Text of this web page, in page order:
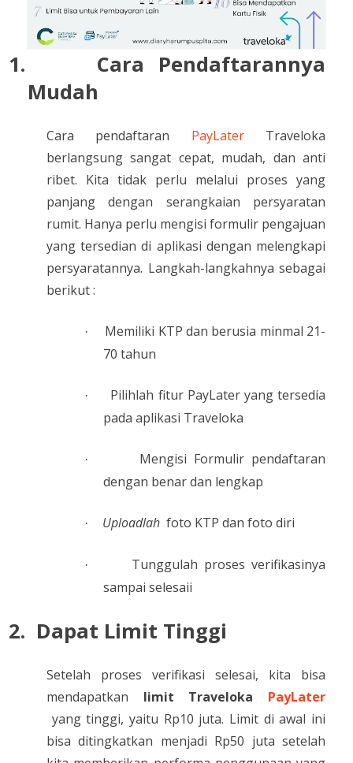
1.
Cara Pendaftarannya
Mudah
Cara pendaftaran PayLaterTraveloka
berlangsung sangat cepat, mudah, dan anti
ribet. Kita tidak perlu melalui proses yang
panjang dengan serangkaian persyaratan
rumit. Hanya perlu mengisi formulir pengajuan
yang tersedian di aplikasi dengan melengkapi
persyaratannya. Langkah-langkahnya sebagai
berikut :
·
Memiliki KTP dan berusia minmal 21-
70 tahun
·
Pilihlah fitur PayLater yang tersedia
pada aplikasi Traveloka
·
Mengisi Formulir pendaftaran
dengan benar dan lengkap
· Uploadlah foto KTP dan foto diri
·
Tunggulah proses verifikasinya
sampai selesaii
2. Dapat Limit Tinggi
Setelah proses verifikasi selesai, kita bisa
mendapatkan limit Traveloka PayLater
yang tinggi, yaitu Rp10 juta. Limit di awal ini
bisa ditingkatkan menjadi Rp50 juta setelah